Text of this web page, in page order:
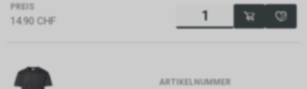
PREIS
14.90 CHF
ARTIKELNUMMER